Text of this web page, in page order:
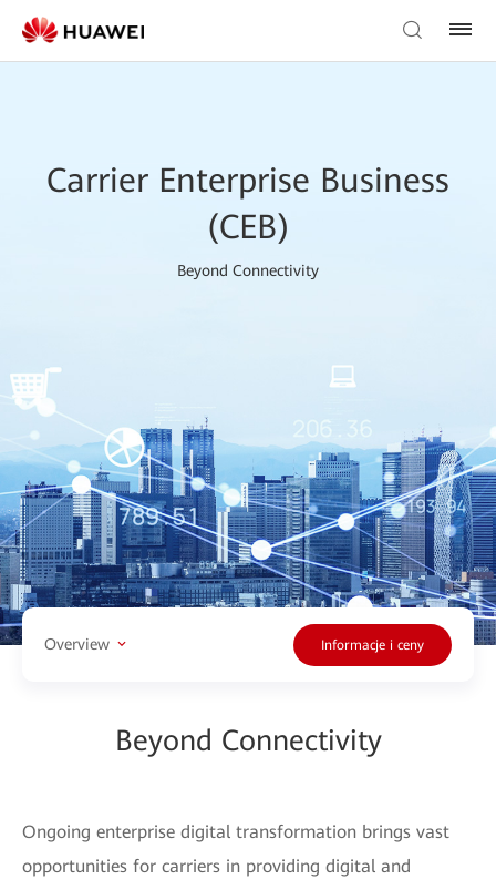
Carrier Enterprise Business
(CEB)
Beyond Connectivity
Overview Informacje i ceny
Beyond Connectivity
Ongoing enterprise digital transformation brings vast
opportunities for carriers in providing digital and